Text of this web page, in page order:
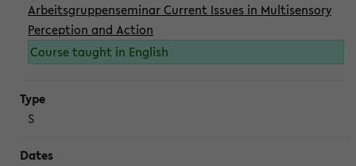
Arbeitsgruppenseminar Current Issues in Multisensory
Perception and Action
Course taught in English
S